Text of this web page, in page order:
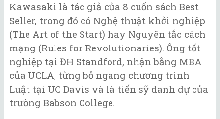
Kawasaki là tác giả của 8 cuốn sách Best
Seller, trong đó có Nghệ thuật khởi nghiệp
(The Art of the Start) hay Nguyên tắc cách
mạng (Rules for Revolutionaries). Ông tốt
nghiệp tại ĐH Standford, nhận bằng MBA
của UCLA, từng bỏ ngang chương trình
Luật tại UC Davis và là tiến sỹ danh dự của
trường Babson College.